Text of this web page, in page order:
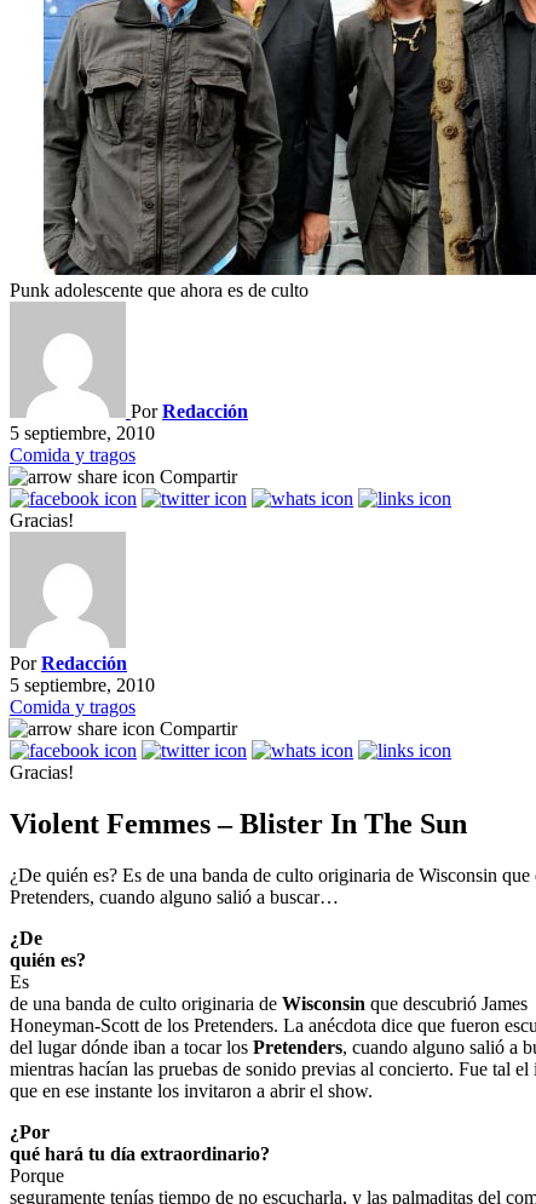
Punk adolescente que ahora es de culto
PorRedacción
5 septiembre, 2010
Comida y tragos
Compartir
Gracias!
PorRedacción
5 septiembre, 2010
Comida y tragos
Compartir
Gracias!
Violent Femmes – Blister In The Sun
¿De quién es? Es de una banda de culto originaria de Wisconsin
Pretenders, cuando alguno salió a buscar…
¿De
quién es?
Es
de una banda de culto originaria de Wisconsin que descubrió James
Honeyman-Scott de los Pretenders. La anécdota dice que fueron
del lugar dónde iban a tocar los Pretenders, cuando alguno salió a
mientras hacían las pruebas de sonido previas al concierto. Fue tal el
que en ese instante los invitaron a abrir el show.
¿Por
qué hará tu día extraordinario?
Porque
seguramente tenías tiempo de no escucharla, y las palmaditas del